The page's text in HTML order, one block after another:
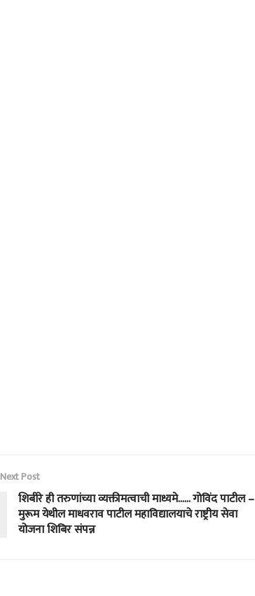
Next Post
शिबीरे ही तरुणांच्या व्यक्तीमत्वाची माध्यमे…… गोविंद पाटील –
मुरूम येथील माधवराव पाटील महाविद्यालयाचे राष्ट्रीय सेवा
योजना शिबिर संपन्न